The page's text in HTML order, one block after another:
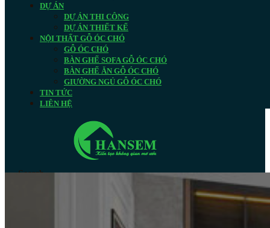
DỰ ÁN
DỰ ÁN THI CÔNG
DỰ ÁN THIẾT KẾ
NỘI THẤT GỖ ÓC CHÓ
GỖ ÓC CHÓ
BÀN GHẾ SOFA GỖ ÓC CHÓ
BÀN GHẾ ĂN GỖ ÓC CHÓ
GIƯỜNG NGỦ GỖ ÓC CHÓ
TIN TỨC
LIÊN HỆ
Search